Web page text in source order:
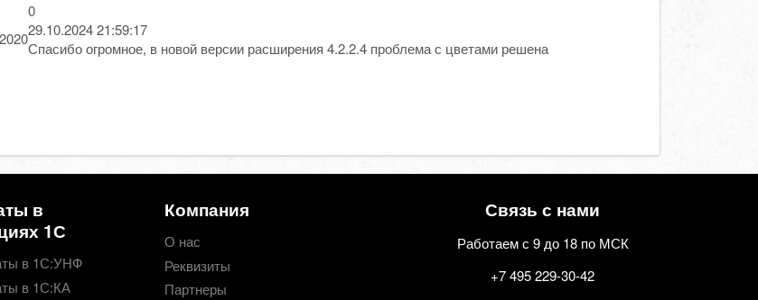
0
29.10.2024 21:59:17
Спасибо огромное, в новой версии расширения 4.2.2.4 проблема с цветами решена
в
1С
в 1С:УНФ
в 1С:КА
Компания
О нас
Реквизиты
Партнеры
Связь с нами
Работаем с 9 до 18 по МСК
+7 495 229-30-42